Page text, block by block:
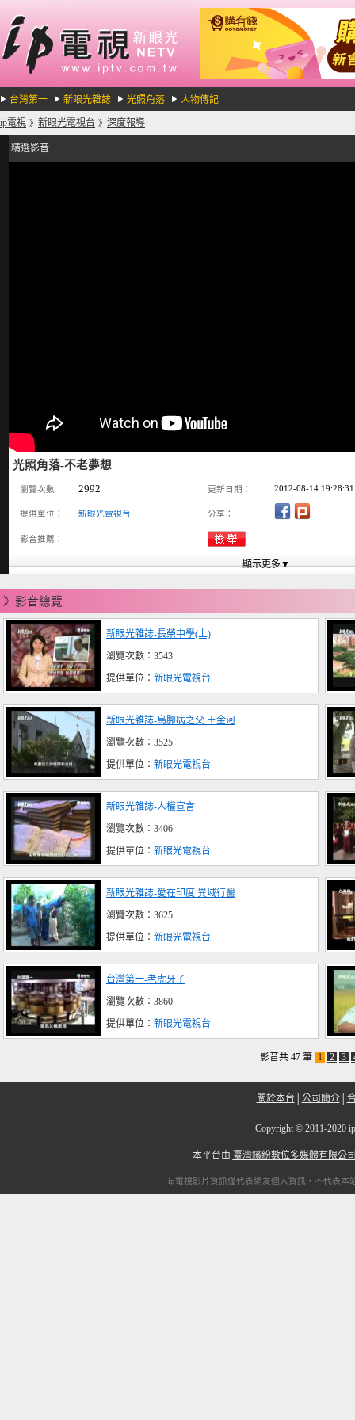
台灣第一 新眼光雜誌 光照角落 人物傳記
ip電視 》 新眼光電視台 》 深度報導
精選影音
光照角落-不老夢想
瀏覽次數： 2992 更新日期： 2012-08-14 19:28:31
提供單位： 新眼光電視台 分享：
影音推薦：
》影音總覽
新眼光雜誌-長榮中學(上)
瀏覽次數：3543
提供單位： 新眼光電視台
新眼光雜誌-烏腳病之父 王金河
瀏覽次數：3525
提供單位： 新眼光電視台
新眼光雜誌-人權宣言
瀏覽次數：3406
提供單位： 新眼光電視台
新眼光雜誌-愛在印度 異域行醫
瀏覽次數：3625
提供單位： 新眼光電視台
台灣第一-老虎牙子
瀏覽次數：3860
提供單位： 新眼光電視台
影音共 47 筆 1 2 3
關於本台 公司簡介│
Copyright©2011-2020
本平台由 臺灣繽紛數位多媒體有限公
ip電視影片資訊僅代表網友個人資訊，不代表本